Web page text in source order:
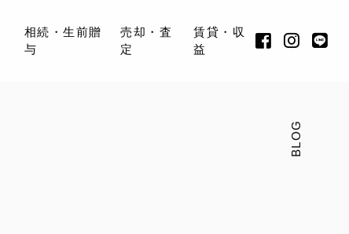
相続・生前贈
与
売却・査
定
賃貸・収
益
BLOG